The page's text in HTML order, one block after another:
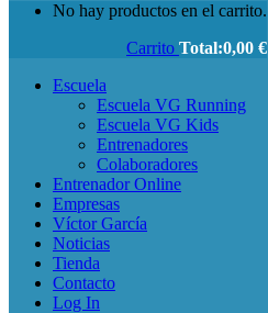
No hay productos en el carrito.
Carrito Total:0,00 €
Escuela
Escuela VG Running
Escuela VG Kids
Entrenadores
Colaboradores
Entrenador Online
Empresas
Víctor García
Noticias
Tienda
Contacto
Log In